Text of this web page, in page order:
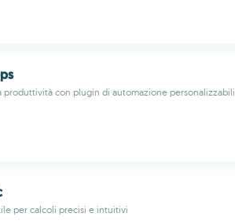
produttività con plugin di automazione personalizzabili
per calcoli precisi e intuitivi